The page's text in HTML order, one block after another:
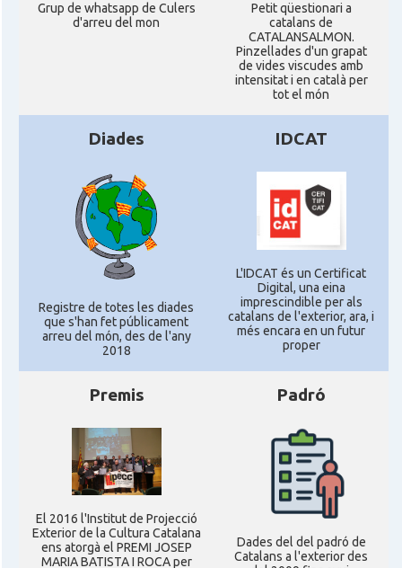
Grup de whatsapp de Culers
d'arreu del mon
Petit qüestionari a
catalans de
CATALANSALMON.
Pinzellades d'un grapat
de vides viscudes amb
intensitat i en català per
tot el món
Diades
Registre de totes les diades
que s'han fet públicament
arreu del món, des de l'any
2018
IDCAT
L'IDCAT és un Certificat
Digital, una eina
imprescindible per als
catalans de l'exterior, ara, i
més encara en un futur
proper
Premis
El 2016 l'Institut de Projecció
Exterior de la Cultura Catalana
ens atorgà el PREMI JOSEP
MARIA BATISTA I ROCA per
Padró
Dades del del padró de
Catalans a l'exterior des